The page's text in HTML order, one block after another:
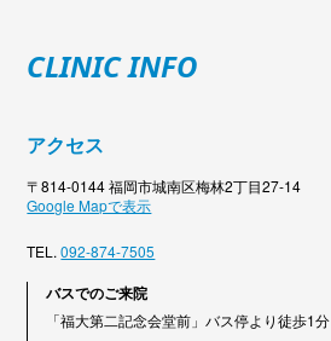
CLINIC INFO
アクセス
〒814-0144 福岡市城南区梅林2丁目27-14
Google Mapで表示
TEL.092-874-7505
バスでのご来院
「福大第二記念会堂前」バス停より徒歩1分